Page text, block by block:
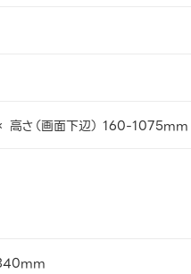
さ（画面下辺） 160-1075mm